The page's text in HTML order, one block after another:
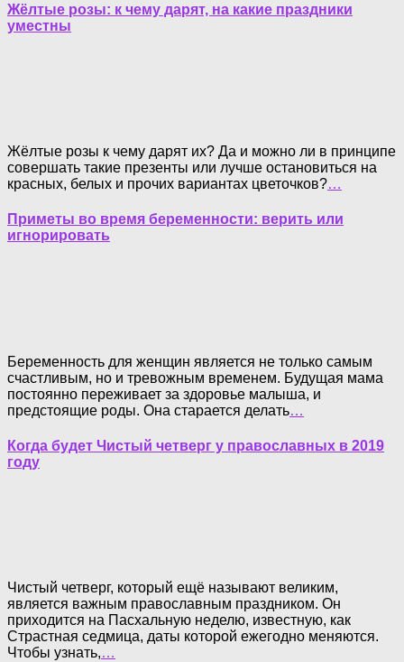
Жёлтые розы: к чему дарят, на какие праздники
уместны
Жёлтые розы к чему дарят их? Да и можно ли в принципе
совершать такие презенты или лучше остановиться на
красных, белых и прочих вариантах цветочков?…
Приметы во время беременности: верить или
игнорировать
Беременность для женщин является не только самым
счастливым, но и тревожным временем. Будущая мама
постоянно переживает за здоровье малыша, и
предстоящие роды. Она старается делать…
Когда будет Чистый четверг у православных в 2019
году
Чистый четверг, который ещё называют великим,
является важным православным праздником. Он
приходится на Пасхальную неделю, известную, как
Страстная седмица, даты которой ежегодно меняются.
Чтобы узнать,…